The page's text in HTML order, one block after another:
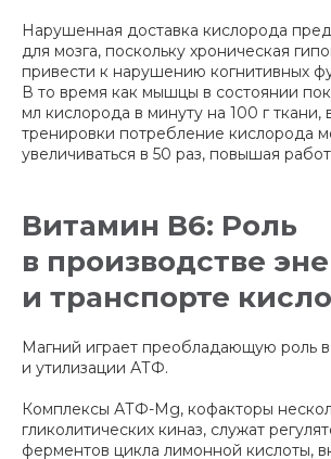
Нарушенная доставка кислорода
для мозга, поскольку хроническая
привести к нарушению когнитивных
В то время как мышцы в состоянии
мл кислорода в минуту на 100 г ткани,
тренировки потребление кислорода
увеличиваться в 50 раз, повышая
Витамин В6: Роль
в производстве
и транспорте
Магний играет преобладающую роль
и утилизации АТФ.
Комплексы АТФ-Mg, кофакторы
гликолитических киназ, служат
ферментов цикла лимонной кислоты,